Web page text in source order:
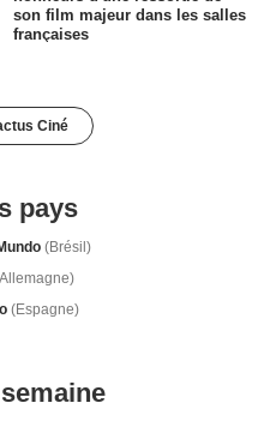
son film majeur dans les salles
françaises
Ciné
pays
(Brésil)
(Espagne)